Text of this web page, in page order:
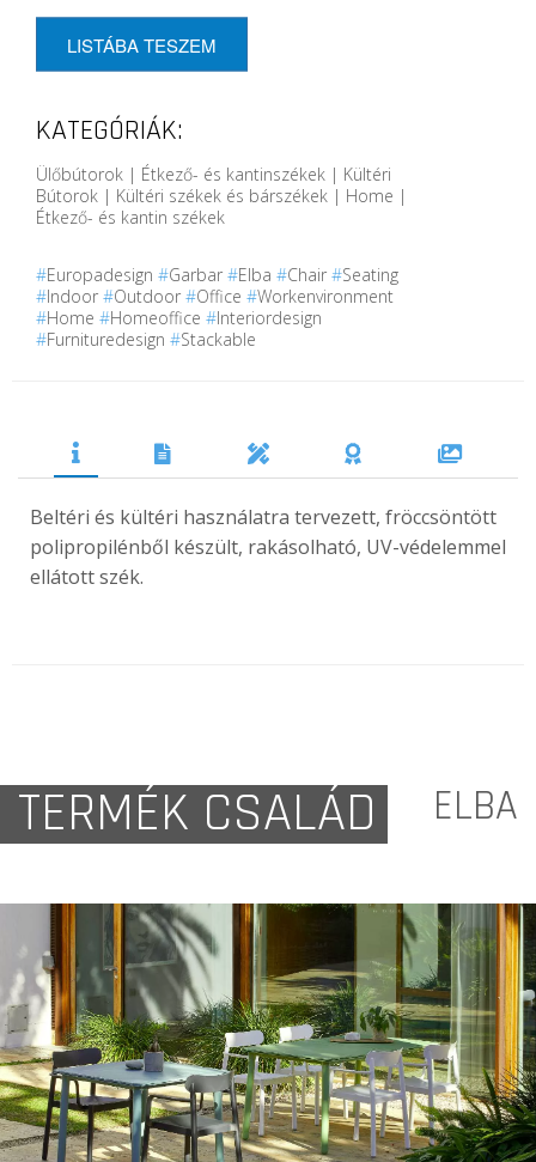
LISTÁBA TESZEM
KATEGÓRIÁK:
Ülőbútorok | Étkező- és kantinszékek | Kültéri
Bútorok | Kültéri székek és bárszékek | Home |
Étkező- és kantin székek
#Europadesign #Garbar #Elba #Chair #Seating
#Indoor #Outdoor #Office #Workenvironment
#Home #Homeoffice #Interiordesign
#Furnituredesign #Stackable
Beltéri és kültéri használatra tervezett, fröccsöntött
polipropilénből készült, rakásolható, UV-védelemmel
ellátott szék.
TERMÉK CSALÁD ELBA